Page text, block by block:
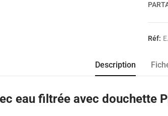
Réf:
Description
eau filtrée avec douchette